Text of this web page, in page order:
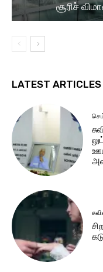
சூரிச்
LATEST ARTICLES